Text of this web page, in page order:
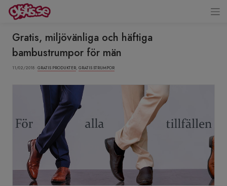
Gratis, miljövänliga och häftiga
bambustrumpor för män
11/02/2018 ·GRATIS PRODUKTER, GRATIS STRUMPOR